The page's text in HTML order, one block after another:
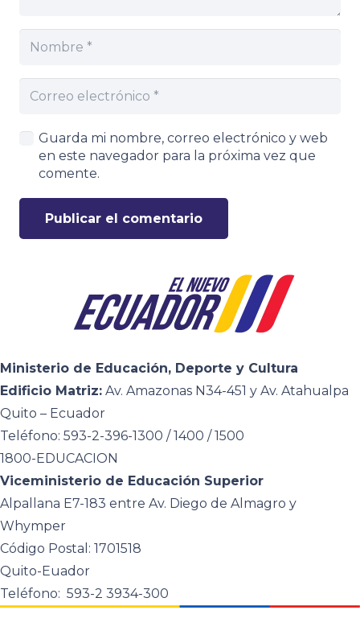
Guarda mi nombre, correo electrónico y web
en este navegador para la próxima vez que
comente.
Publicar el comentario
Ministerio de Educación, Deporte y Cultura
Edificio Matriz: Av. Amazonas N34-451 y Av. Atahualpa
Quito – Ecuador
Teléfono: 593-2-396-1300 / 1400 / 1500
1800-EDUCACION
Viceministerio de Educación Superior
Alpallana E7-183 entre Av. Diego de Almagro y
Whymper
Código Postal: 1701518
Quito-Euador
Teléfono: 593-2 3934-300